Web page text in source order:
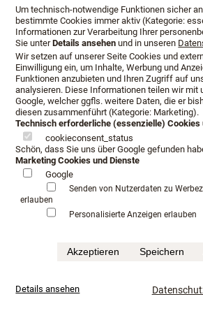
Lesen, einfach nur nachdenken oder
Vieles ist möglch.
Eine Beratung mit Schlafanalyse,
Körpervermessung dauert in unserem
Stunden. Sie sagen uns im Anschluss
gelohnt hat.
Öffnungszeiten:
10:00 - 14:00
Um technisch-notwendige Funktionen sicher
bestimmte Cookies immer aktiv (Kategorie:
Informationen zur Verarbeitung Ihrer
Sie unterDetails ansehen und in unseren
Wir setzen auf unserer Seite Cookies und
Einwilligung ein, um Inhalte, Werbung und
Funktionen anzubieten und Ihren Zugriff auf
analysieren. Diese Informationen teilen wir mit
Google, welcher ggfls. weitere Daten, die er
diesen zusammenführt (Kategorie: Marketing).
Technisch erforderliche (essenzielle) Cookies
cookieconsent_status
Schön, dass Sie uns über Google gefunden
Marketing Cookies und Dienste
Google
Senden von Nutzerdaten zu
erlauben
Personalisierte Anzeigen erlauben
Akzeptieren Speichern
Details ansehen